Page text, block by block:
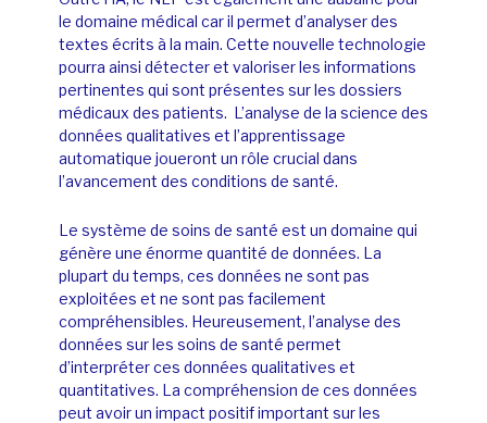
le domaine médical car il permet d’analyser des
textes écrits à la main. Cette nouvelle technologie
pourra ainsi détecter et valoriser les informations
pertinentes qui sont présentes sur les dossiers
médicaux des patients. L’analyse de la science des
données qualitatives et l’apprentissage
automatique joueront un rôle crucial dans
l’avancement des conditions de santé.
Le système de soins de santé est un domaine qui
génère une énorme quantité de données. La
plupart du temps, ces données ne sont pas
exploitées et ne sont pas facilement
compréhensibles. Heureusement, l’analyse des
données sur les soins de santé permet
d’interpréter ces données qualitatives et
quantitatives. La compréhension de ces données
peut avoir un impact positif important sur les